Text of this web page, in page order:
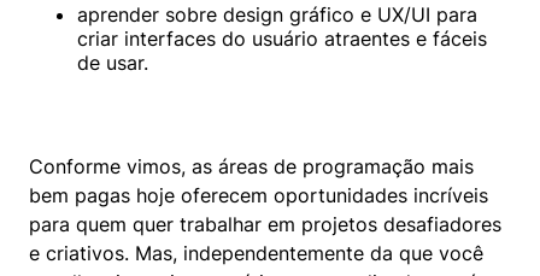
aprender sobre design gráfico e UX/UI para
criar interfaces do usuário atraentes e fáceis
de usar.
Conforme vimos, as áreas de programação mais
bem pagas hoje oferecem oportunidades incríveis
para quem quer trabalhar em projetos desafiadores
e criativos. Mas, independentemente da que você